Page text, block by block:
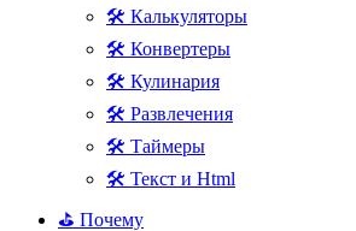
🛠 Калькуляторы
🛠 Конвертеры
🛠 Кулинария
🛠 Развлечения
🛠 Таймеры
🛠 Текст и Html
⛳ Почему